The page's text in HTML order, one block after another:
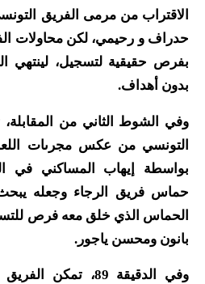
الاقتراب من مرمى الفريق
حدراف و رحيمي، لكن محاولات
بفرص حقيقية لتسجيل، لينتهي
بدون أهداف.
وفي الشوط الثاني من
التونسي من عكس مجرىات
حماس فريق الرجاء وجعله
الحماس الذي خلق معه فرص
بانون ومحسن ياجور.
وفي الدقيقة 89،